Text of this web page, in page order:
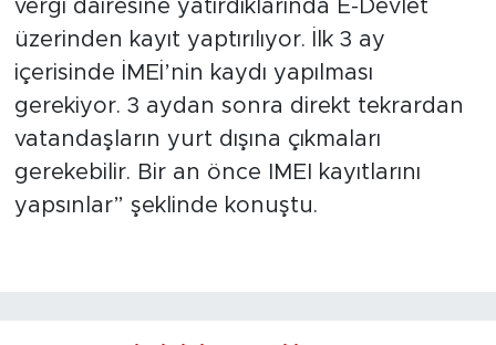
vergi dairesine yatırdıklarında E-Devlet
üzerinden kayıt yaptırılıyor. İlk 3 ay
içerisinde İMEİ’nin kaydı yapılması
gerekiyor. 3 aydan sonra direkt tekrardan
vatandaşların yurt dışına çıkmaları
gerekebilir. Bir an önce IMEI kayıtlarını
yapsınlar” şeklinde konuştu.